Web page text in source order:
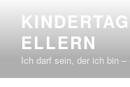
springenELLERN
Ich darf sein, der ich bin